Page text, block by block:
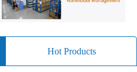
Hot Products